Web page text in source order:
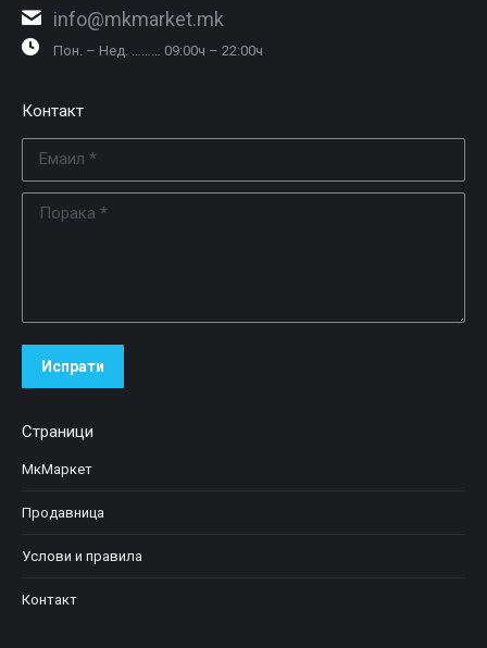
info@mkmarket.mk
Пон. – Нед. ……… 09:00ч – 22:00ч
Контакт
Испрати
Страници
МкМаркет
Продавница
Услови и правила
Контакт